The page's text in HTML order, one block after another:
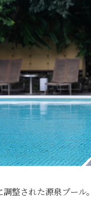
調整された源泉プール